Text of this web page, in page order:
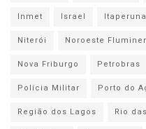
Inmet
Israel Itaperuna
Niterói
Noroeste
Nova Friburgo
Petrobras
Polícia Militar
Porto do
Região dos Lagos
Rio